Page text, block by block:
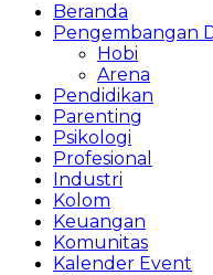
Beranda
Pengembangan
Hobi
Arena
Pendidikan
Parenting
Psikologi
Profesional
Industri
Kolom
Keuangan
Komunitas
Kalender Event